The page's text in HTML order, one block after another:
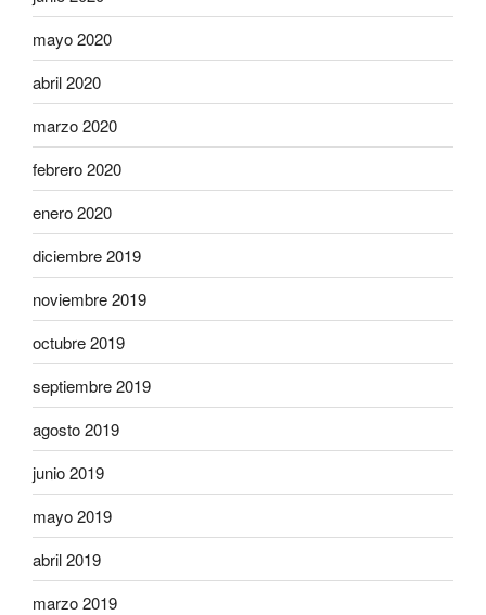
mayo 2020
abril 2020
marzo 2020
febrero 2020
enero 2020
diciembre 2019
noviembre 2019
octubre 2019
septiembre 2019
agosto 2019
junio 2019
mayo 2019
abril 2019
marzo 2019